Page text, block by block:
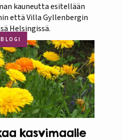
kauneutta esitellään
että Villa Gyllenbergin
Helsingissä.
BLOGI
kasvimaalle